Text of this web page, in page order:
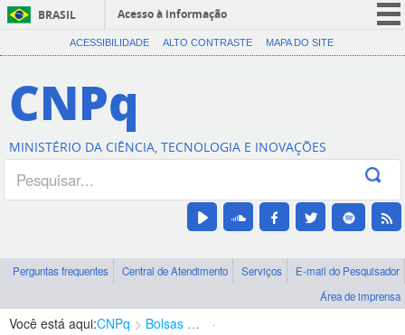
BRASIL
Acesso à informação
CORONAVÍRUS (COVID-19)
Canais
ACESSIBILIDADE ALTO CONTRASTE MAPA DO SITE
CNPq
MINISTÉRIO DA CIÊNCIA, TECNOLOGIA E INOVAÇÕES
Perguntas frequentes Central de Atendimento Serviços
E-mail do Pesquisador
Área de imprensa
Você está aqui:CNPq Bolsas e Auxílios Vigentes